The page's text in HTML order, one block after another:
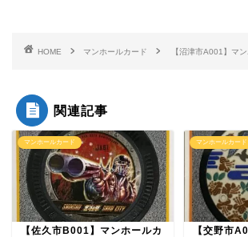
HOME マンホールカード 【沼津市A001】マ
関連記事
マンホールカード
【佐久市B001】マンホールカ
マンホールカード
【交野市